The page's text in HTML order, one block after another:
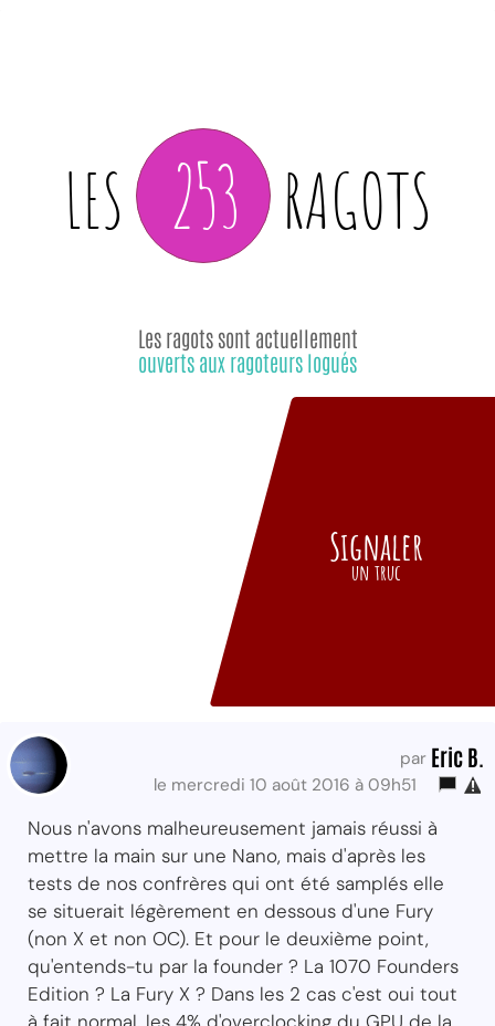
LES 253 RAGOTS
Les ragots sont actuellement
ouverts aux ragoteurs logués
Signaler
un truc
par Eric B.
le mercredi 10 août 2016 à 09h51
Nous n'avons malheureusement jamais réussi à
mettre la main sur une Nano, mais d'après les
tests de nos confrères qui ont été samplés elle
se situerait légèrement en dessous d'une Fury
(non X et non OC). Et pour le deuxième point,
qu'entends-tu par la founder ? La 1070 Founders
Edition ? La Fury X ? Dans les 2 cas c'est oui tout